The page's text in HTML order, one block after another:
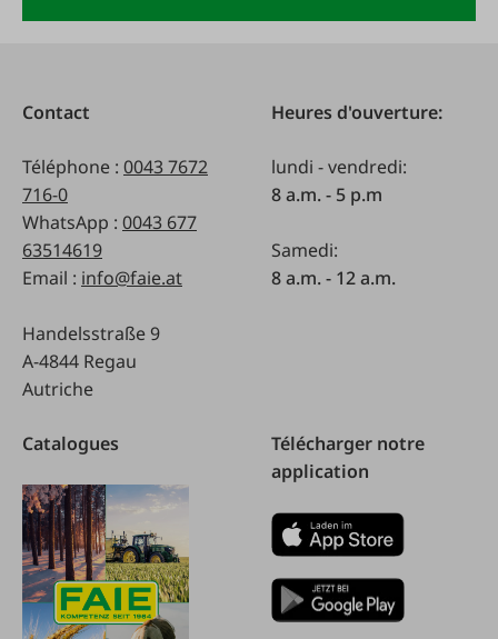
Contact
Téléphone : 0043 7672
716-0
WhatsApp : 0043 677
63514619
Email : info@faie.at
Handelsstraße 9
A-4844 Regau
Autriche
Heures d'ouverture:
lundi - vendredi:
8 a.m. - 5 p.m
Samedi:
8 a.m. - 12 a.m.
Catalogues
Télécharger notre
application